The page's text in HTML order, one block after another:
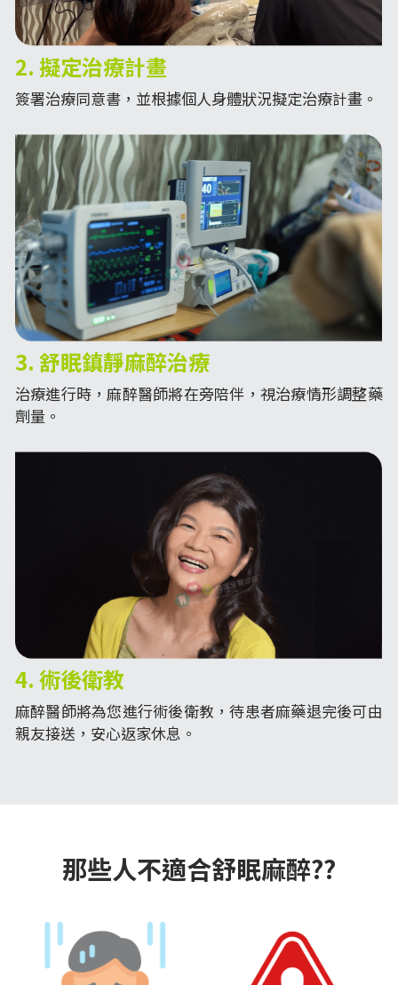
2. 擬定治療計畫
簽署治療同意書，並根據個人身體狀況擬定治療計畫。
3. 舒眠鎮靜麻醉治療
治療進行時，麻醉醫師將在旁陪伴，視治療情形調整藥
劑量。
4. 術後衛教
麻醉醫師將為您進行術後衛教，待患者麻藥退完後可由
親友接送，安心返家休息。
那些人不適合舒眠麻醉??